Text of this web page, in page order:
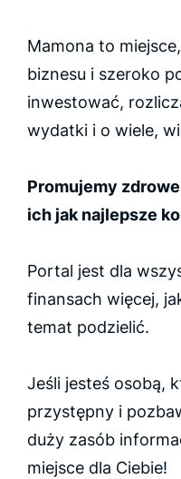
Mamona to
biznesu i szeroko
inwestować,
wydatki i o wiele,
Promujemy
ich jak najlepsze
Portal jest dla
finansach więcej,
temat podzielić.
Jeśli jesteś osobą,
przystępny i
duży zasób
miejsce dla Ciebie!